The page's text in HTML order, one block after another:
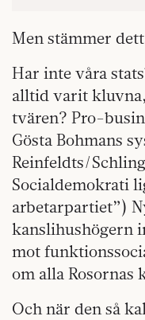
Men stämmer
Har inte våra
alltid varit
tvären? Pro-
Gösta Bohmans
Reinfeldts/
Socialdemokrati
arbetarpartiet”)
kanslihushögern
mot
om alla Rosornas
Och när den så